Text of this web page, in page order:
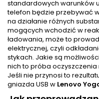
standardowych warunków
telefon będzie przebywać
na działanie różnych
mogących wchodzić w
ładowania, może to
elektrycznej, czyli
stykach. Jakie są
nich to próba
Jeśli nie przynosi to
gniazda USB w Lenovo